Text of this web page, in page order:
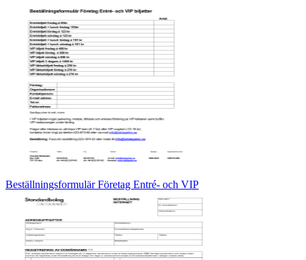
Beställningsformulär Företag Entré- och VIP